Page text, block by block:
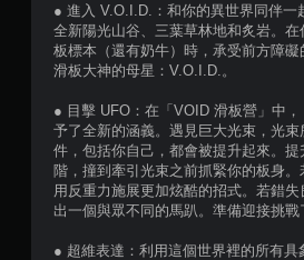
● 進入 V.O.I.D.：和你的異世界同伴一
全新陽光山谷、三葉草林地和炙岩。
板標本（還有奶牛）時，承受前方障
滑板大神的母星：V.O.I.D.。
● 目擊 UFO：在「VOID 滑板營」中
予了全新的涵義。遇見巨大光束，光
件，包括你自己，都會被提升起來。
階，撞到牽引光束之前抓緊你的板身
用反重力施展更加炫酷的招式。若錯
出一個與眾不同的馬趴。準備迎接挑戰
● 超維表達：利用這個世界裡的所有